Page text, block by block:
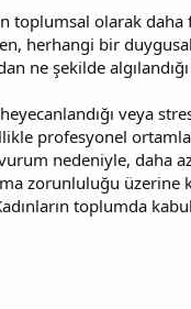
toplumsal olarak
herhangi bir
ne şekilde
veya
profesyonel
nedeniyle,
zorunluluğu üzerine
toplumda